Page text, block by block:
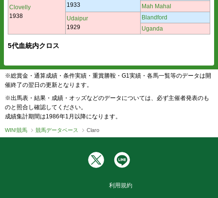
Clovelly
1938
1933
Mah Mahal
Udaipur
1929
Blandford
Uganda
5代血統内クロス
※総賞金・通算成績・条件実績・重賞勝鞍・G1実績・各馬一覧等のデータは開
催終了の翌日の更新となります。
※出馬表・結果・成績・オッズなどのデータについては、必ず主催者発表のも
のと照合し確認してください。
成績集計期間は1986年1月以降になります。
WIN!競馬 競馬データベース Claro
利用規約